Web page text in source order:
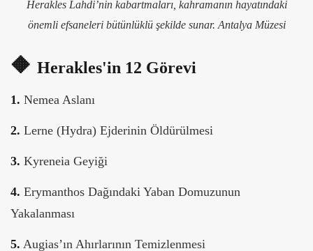
Herakles Lahdi’nin kabartmaları, kahramanın hayatındaki
önemli efsaneleri bütünlüklü şekilde sunar. Antalya Müzesi
🔶 Herakles'in 12 Görevi
1. Nemea Aslanı
2. Lerne (Hydra) Ejderinin Öldürülmesi
3. Kyreneia Geyiği
4. Erymanthos Dağındaki Yaban Domuzunun
Yakalanması
5. Augias’ın Ahırlarının Temizlenmesi